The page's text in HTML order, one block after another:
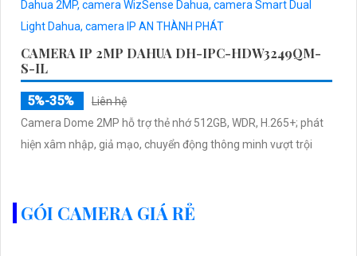
CAMERA IP 2MP DAHUA DH-IPC-HDW3249QM-
S-IL
5%-35%
Liên hệ
Camera Dome 2MP hỗ trợ thẻ nhớ 512GB, WDR, H.265+; phát
hiện xâm nhập, giả mạo, chuyển động thông minh vượt trội
GÓI CAMERA GIÁ RẺ